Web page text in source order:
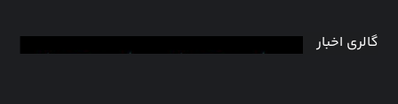
گالری اخبار